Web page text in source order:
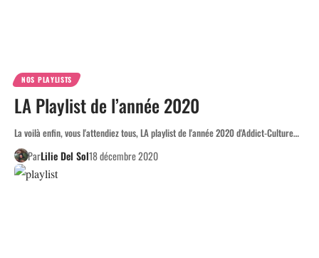
NOS PLAYLISTS
LA Playlist de l’année 2020
La voilà enfin, vous l'attendiez tous, LA playlist de l'année 2020 d'Addict-Culture…
ParLilie Del Sol18 décembre 2020